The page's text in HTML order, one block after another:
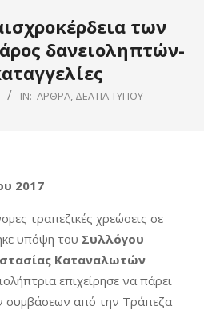
των
δανειοληπτών-
IN: ΆΡΘΡΑ, ΔΕΛΤΊΑ ΤΎΠΟΥ
2017
τραπεζικές χρεώσεις σε
υπόψη του Συλλόγου
Καταναλωτών
επιχείρησε να πάρει
συμβάσεων από την Τράπεζα